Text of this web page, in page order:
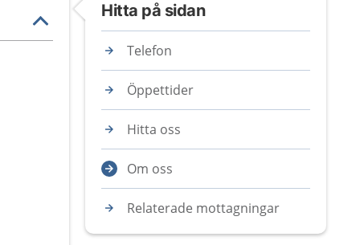
Hitta på sidan
Telefon
Öppettider
Hitta oss
Om oss
Relaterade mottagningar